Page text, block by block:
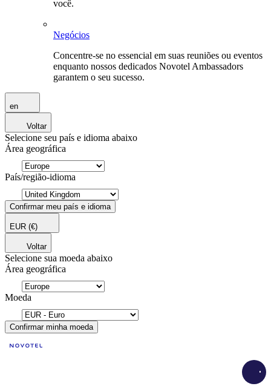
você.
Negócios
Concentre-se no essencial em suas reuniões ou eventos
enquanto nossos dedicados Novotel Ambassadors
garantem o seu sucesso.
en
Voltar
Selecione seu país e idioma abaixo
Área geográfica
País/região-idioma
Confirmar meu país e idioma
EUR (€)
Voltar
Selecione sua moeda abaixo
Área geográfica
Moeda
Confirmar minha moeda